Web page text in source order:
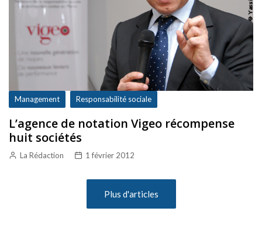
Management Responsabilité sociale
L’agence de notation Vigeo récompense
huit sociétés
La Rédaction 1 février 2012
Plus d'articles